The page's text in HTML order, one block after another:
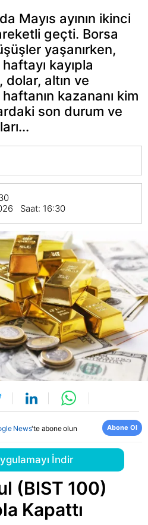
Mayıs ayının ikinci
geçti. Borsa
yaşanırken,
haftayı kayıpla
dolar, altın ve
kazananı kim
son durum ve
Saat: 16:30
News'te abone olun Abone Ol
İndir
(BIST 100)
Kapattı